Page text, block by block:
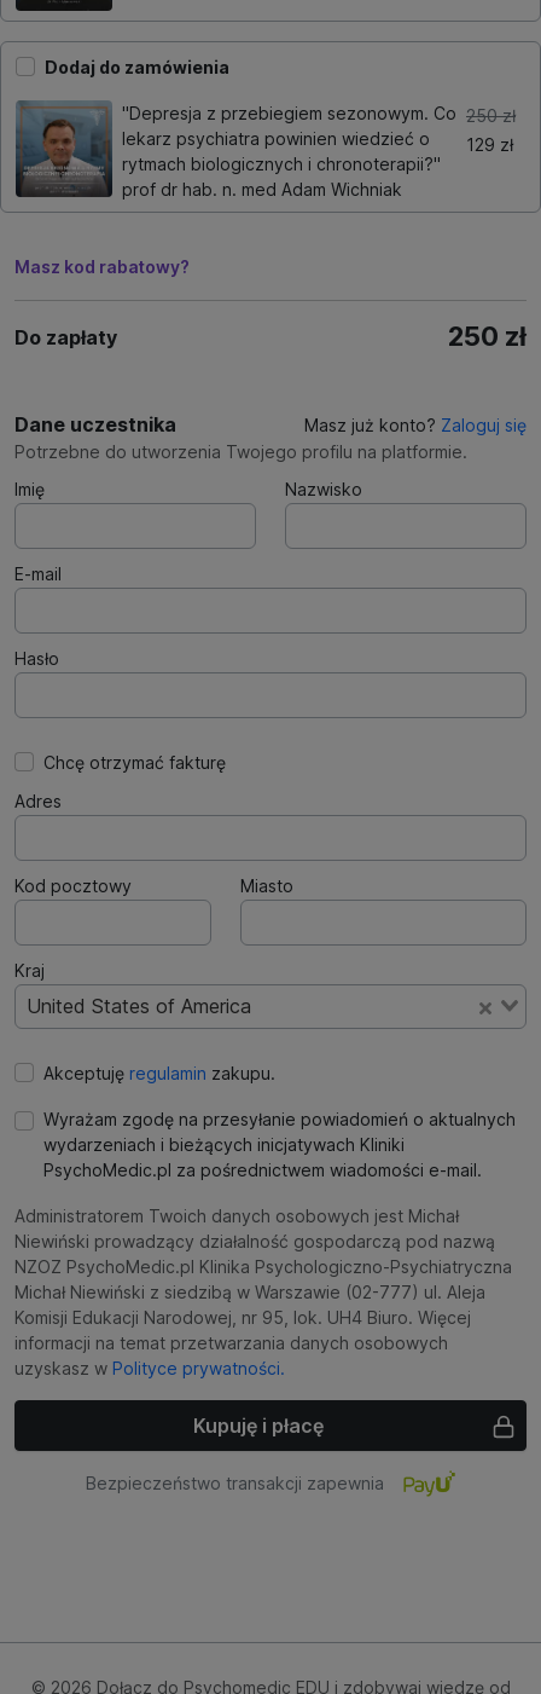
Dodaj do zamówienia
"Depresja z przebiegiem sezonowym. Co
lekarz psychiatra powinien wiedzieć o
rytmach biologicznych i chronoterapii?"
prof dr hab. n. med Adam Wichniak
250 zł
129 zł
Masz kod rabatowy?
Do zapłaty 250 zł
Dane uczestnika Masz już konto? Zaloguj się
Potrzebne do utworzenia Twojego profilu na platformie.
Imię
Nazwisko
E-mail
Hasło
Chcę otrzymać fakturę
Adres
Kod pocztowy Miasto
Kraj
United States of America
Akceptuję regulamin zakupu.
Wyrażam zgodę na przesyłanie powiadomień o aktualnych
wydarzeniach i bieżących inicjatywach Kliniki
PsychoMedic.pl za pośrednictwem wiadomości e-mail.
Administratorem Twoich danych osobowych jest Michał
Niewiński prowadzący działalność gospodarczą pod nazwą
NZOZ PsychoMedic.pl Klinika Psychologiczno-Psychiatryczna
Michał Niewiński z siedzibą w Warszawie (02-777) ul. Aleja
Komisji Edukacji Narodowej, nr 95, lok. UH4 Biuro. Więcej
informacji na temat przetwarzania danych osobowych
uzyskasz w Polityce prywatności.
Kupuję i płacę
Bezpieczeństwo transakcji zapewnia
© 2026 Dołącz do Psychomedic EDU i zdobywaj wiedzę od